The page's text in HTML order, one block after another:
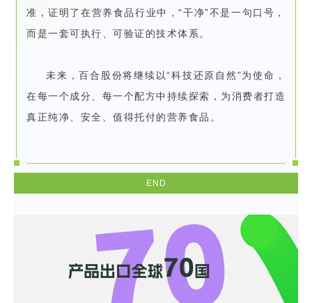
准，证明了在营养食品行业中，“干净”不是一句口号，
而是一套可执行、可验证的技术体系。
未来，百合股份将继续以“科技还原自然”为使命，
在每一个成分、每一个配方中持续探索，为消费者打造
真正纯净、安全、值得托付的营养食品。
END